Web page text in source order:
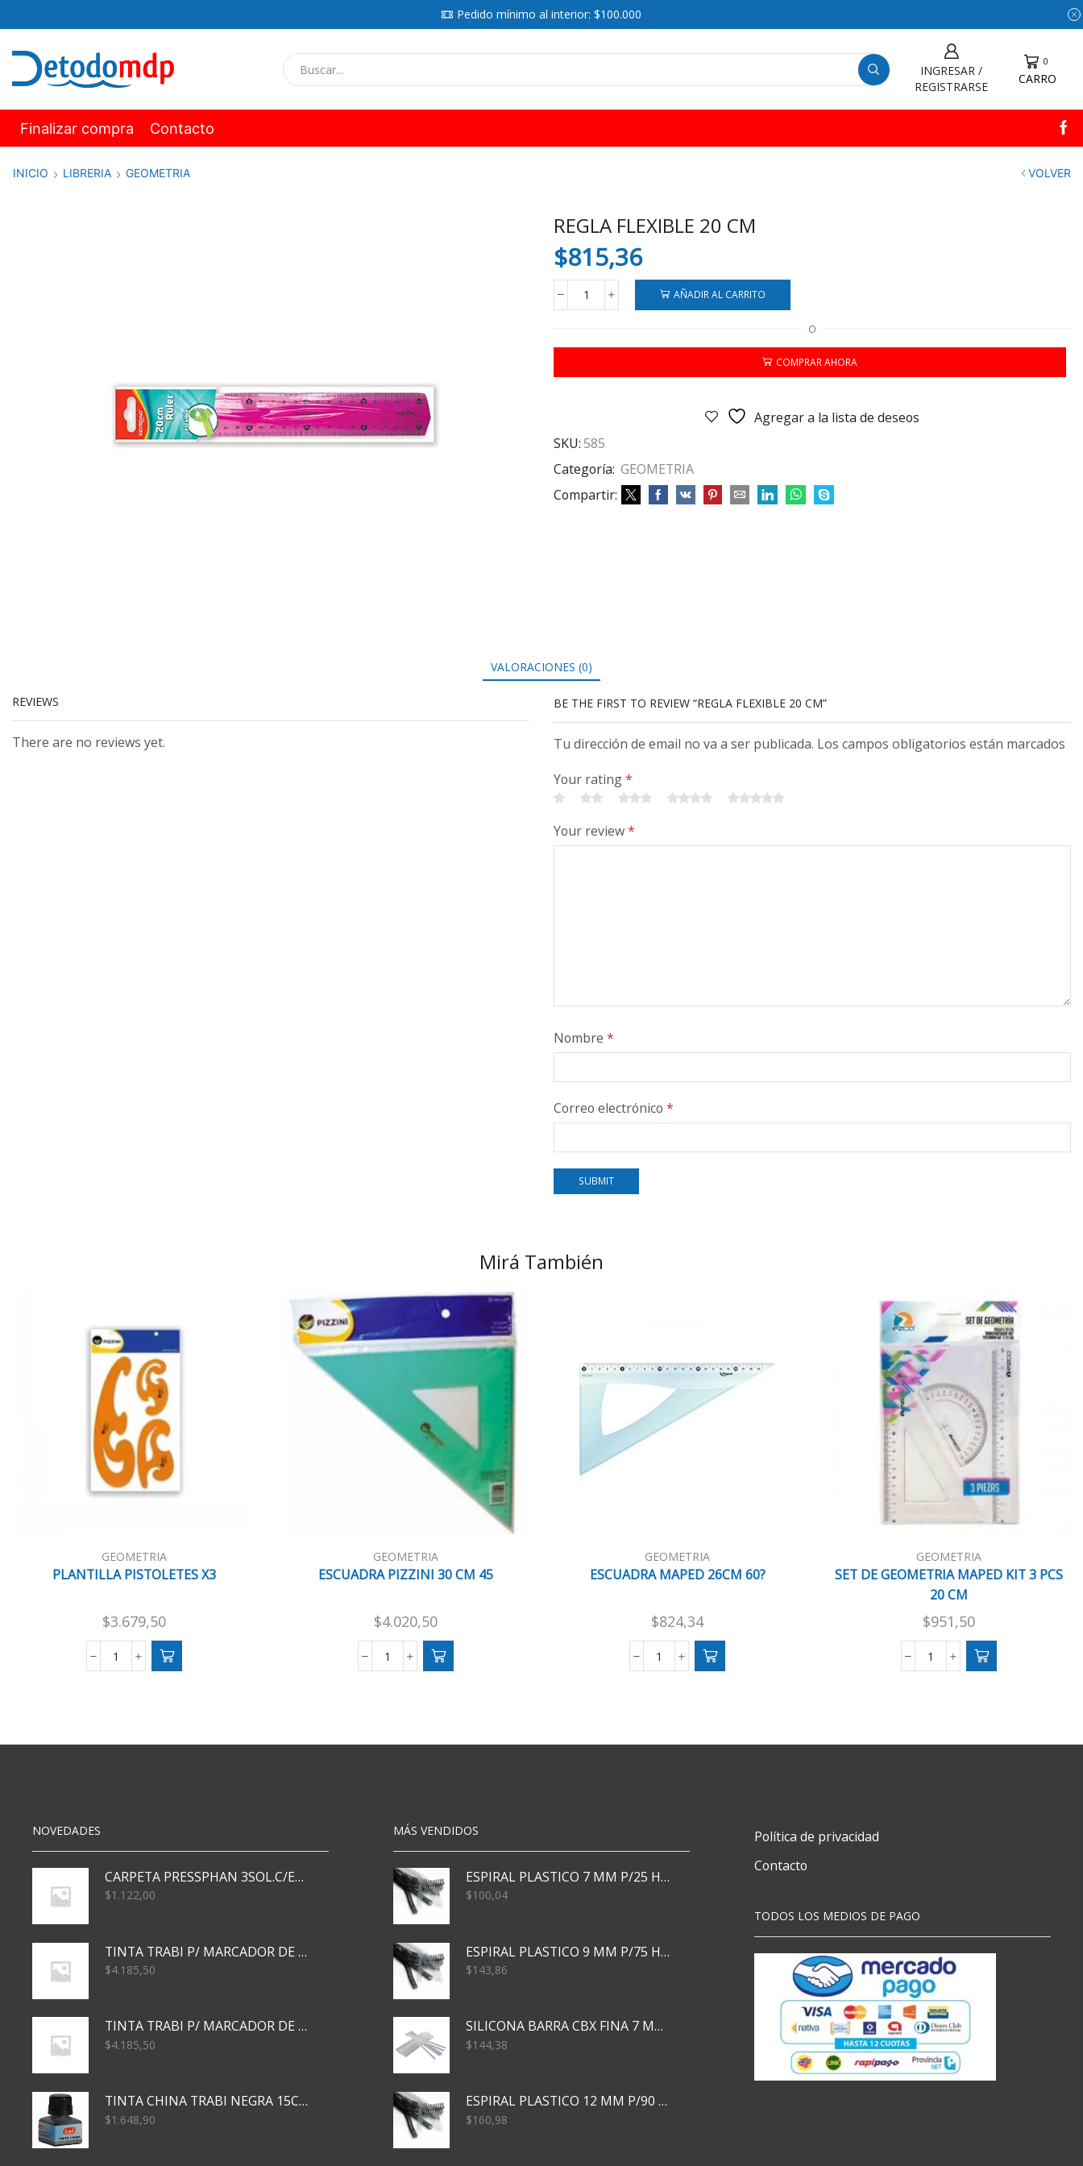
Pedido mínimo al interior: $100.000
INGRESAR /
REGISTRARSE
0
CARRO
Finalizar compra Contacto
INICIO LIBRERIA GEOMETRIA VOLVER
REGLA FLEXIBLE 20 CM
$815,36
REGLA
CM
AÑADIR AL CARRITO
O
COMPRAR AHORA
Agregar a la lista de deseos
SKU:585
Categoría: GEOMETRIA
Compartir:
VALORACIONES (0)
REVIEWS
There are no reviews yet.
BE THE FIRST TO REVIEW “REGLA FLEXIBLE 20 CM”
Tu dirección de email no va a ser publicada. Los campos obligatorios están marcados
Your rating*
Your review*
Nombre *
Correo electrónico *
Mirá También
GEOMETRIA
PLANTILLA PISTOLETES X3
$3.679,50
PLANTILLA
GEOMETRIA
ESCUADRA PIZZINI 30 CM 45
$4.020,50
ESCUADRA
cantidad
GEOMETRIA
ESCUADRA MAPED 26CM 60?
$824,34
ESCUADRA
GEOMETRIA
SET DE GEOMETRIA MAPED KIT 3 PCS
20 CM
$951,50
SET
3
NOVEDADES
CARPETA PRESSPHAN 3SOL.C/ELAST MARRON A4 P01A
$1.122,00
TINTA TRABI P/ MARCADOR DE PIZARRA x30ml AZUL
$4.185,50
TINTA TRABI P/ MARCADOR DE PIZARRA x30ml ROJO
$4.185,50
TINTA CHINA TRABI NEGRA 15CC TR3460
$1.648,90
MÁS VENDIDOS
ESPIRAL PLASTICO 7 MM P/25 HJS X50x3000
$100,04
ESPIRAL PLASTICO 9 MM P/75 HJS X50X2400
$143,86
SILICONA BARRA CBX FINA 7 MM 28 CM
$144,38
ESPIRAL PLASTICO 12 MM P/90 HJS X50X1500
$160,98
Política de privacidad
Contacto
TODOS LOS MEDIOS DE PAGO